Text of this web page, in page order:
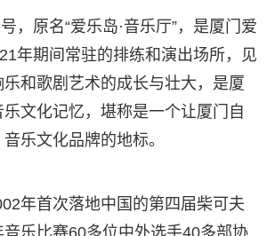
，原名“爱乐岛·音乐厅”，是厦门爱
年期间常驻的排练和演出场所，见
和歌剧艺术的成长与壮大，是厦
文化记忆，堪称是一个让厦门自
乐文化品牌的地标。
年首次落地中国的第四届柴可夫
乐比赛60多位中外选手40多部协